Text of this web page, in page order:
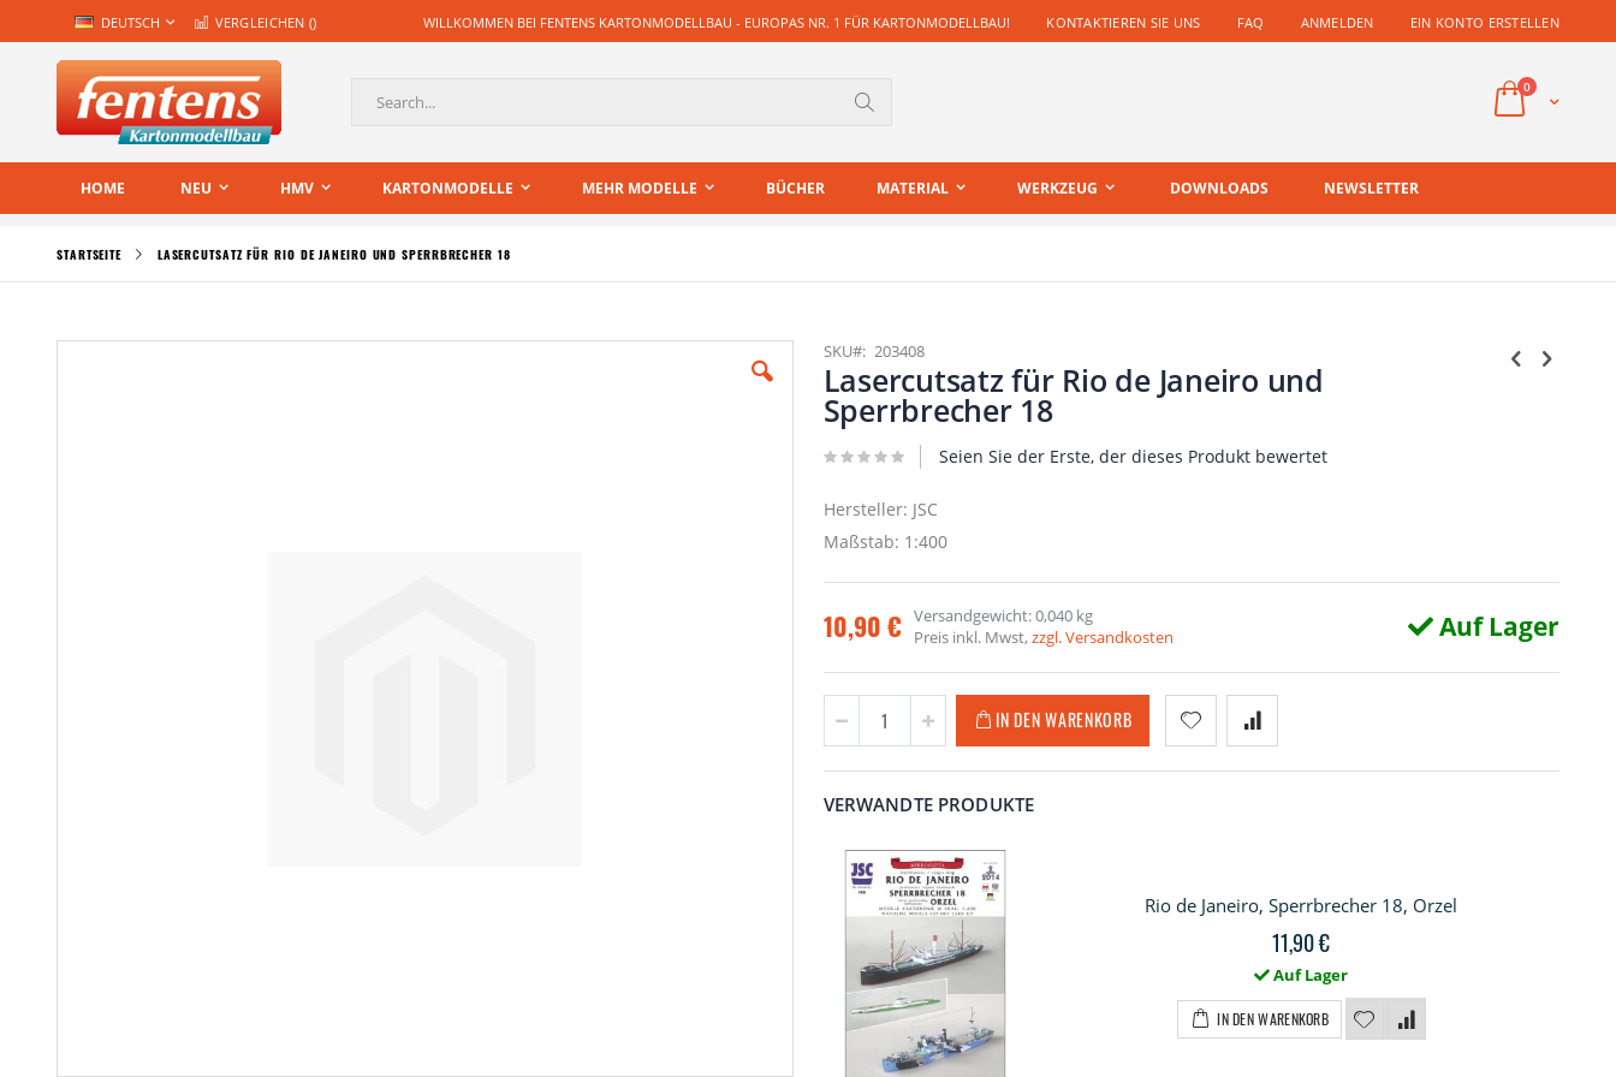
Zum
Inhalt
springen
SPRACHEDEUTSCH WILLKOMMEN BEI FENTENS KARTONMODELLBAU - EUROPAS NR. 1 FÜR KARTONMODELLBAU! KONTAKTIEREN SIE UNS
VERGLEICHEN () FAQ ANMELDEN EIN KONTO ERSTELLEN
Cart
0Artikel
HOME NEU HMV KARTONMODELLE MEHR MODELLE BÜCHER MATERIAL WERKZEUG DOWNLOADS NEWSLETTER
STARTSEITE LASERCUTSATZ FÜR RIO DE JANEIRO UND SPERRBRECHER 18
SKU 203408
Lasercutsatz für Rio de Janeiro und
Sperrbrecher 18
Seien Sie der Erste, der dieses Produkt bewertet
Hersteller: JSC
Maßstab: 1:400
10,90 € Versandgewicht: 0,040 kg
Preis inkl. Mwst,zzgl. Versandkosten Auf Lager
IN DEN WARENKORB
VERWANDTE PRODUKTE
Rio de Janeiro, Sperrbrecher 18, Orzel
11,90 €
Auf Lager
IN DEN WARENKORB